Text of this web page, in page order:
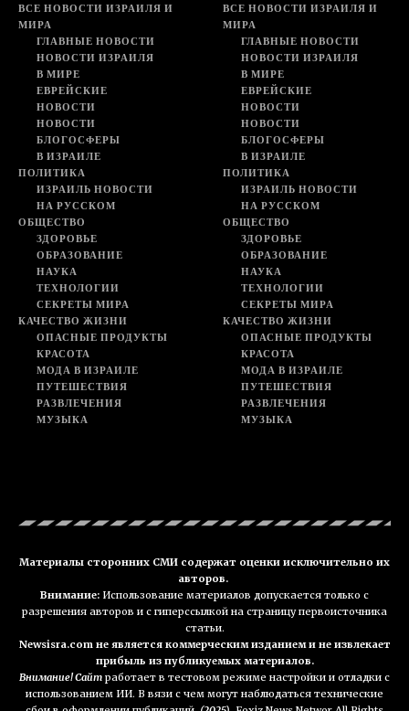
ВСЕ НОВОСТИ ИЗРАИЛЯ И
МИРА
ГЛАВНЫЕ НОВОСТИ
НОВОСТИ ИЗРАИЛЯ
В МИРЕ
ЕВРЕЙСКИЕ
НОВОСТИ
НОВОСТИ
БЛОГОСФЕРЫ
В ИЗРАИЛЕ
ПОЛИТИКА
ИЗРАИЛЬ НОВОСТИ
НА РУССКОМ
ОБЩЕСТВО
ЗДОРОВЬЕ
ОБРАЗОВАНИЕ
НАУКА
ТЕХНОЛОГИИ
СЕКРЕТЫ МИРА
КАЧЕСТВО ЖИЗНИ
ОПАСНЫЕ ПРОДУКТЫ
КРАСОТА
МОДА В ИЗРАИЛЕ
ПУТЕШЕСТВИЯ
РАЗВЛЕЧЕНИЯ
МУЗЫКА
ВСЕ НОВОСТИ ИЗРАИЛЯ И
МИРА
ГЛАВНЫЕ НОВОСТИ
НОВОСТИ ИЗРАИЛЯ
В МИРЕ
ЕВРЕЙСКИЕ
НОВОСТИ
НОВОСТИ
БЛОГОСФЕРЫ
В ИЗРАИЛЕ
ПОЛИТИКА
ИЗРАИЛЬ НОВОСТИ
НА РУССКОМ
ОБЩЕСТВО
ЗДОРОВЬЕ
ОБРАЗОВАНИЕ
НАУКА
ТЕХНОЛОГИИ
СЕКРЕТЫ МИРА
КАЧЕСТВО ЖИЗНИ
ОПАСНЫЕ ПРОДУКТЫ
КРАСОТА
МОДА В ИЗРАИЛЕ
ПУТЕШЕСТВИЯ
РАЗВЛЕЧЕНИЯ
МУЗЫКА
Материалы сторонних СМИ содержат оценки исключительно их
авторов.
Внимание: Использование материалов допускается только с
разрешения авторов и с гиперссылкой на страницу первоисточника
статьи.
Newsisra.com не является коммерческим изданием и не извлекает
прибыль из публикуемых материалов.
Внимание! Сайт работает в тестовом режиме настройки и отладки с
использованием ИИ. В вязи с чем могут наблюдаться технические